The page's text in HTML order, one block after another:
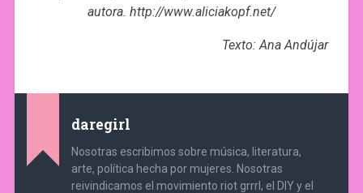
autora. http://www.aliciakopf.net/
Texto: Ana Andújar
daregirl
Nosotras escribimos sobre música, literatura,
arte, política hecha por mujeres. Nosotras
reivindicamos el movimiento riot grrrl, el DIY y el